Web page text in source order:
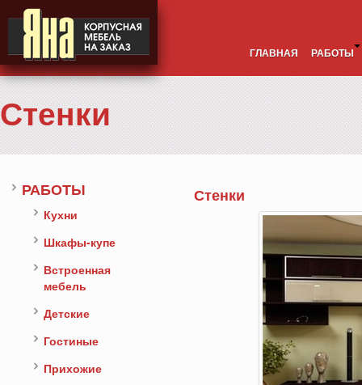
ГЛАВНАЯ РАБОТЫ
Стенки
РАБОТЫ
Кухни
Шкафы-купе
Встроенная
мебель
Детские
Гостиные
Прихожие
Стенки